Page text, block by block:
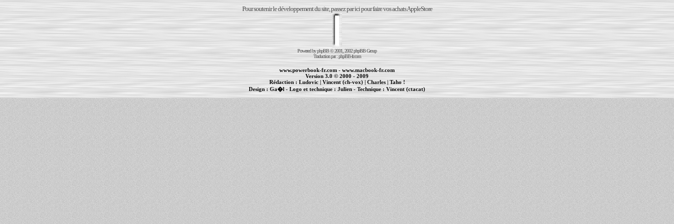
Pour soutenir le développement du site, passez par ici pour faire vos achats AppleStore
Powered byphpBB© 2001, 2002 phpBB Group
Traduction par :phpBB-fr.com
www.powerbook-fr.com - www.macbook-fr.com
Version 3.0 © 2000 - 2009
Rédaction : Ludovic|Vincent (ch-vox)| Charles|Taho !
Design :Ga�l - Logo et technique : Julien - Technique :Vincent (ctacat)
| | cr�ation de sites Internet